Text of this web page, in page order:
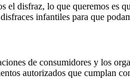
el disfraz, lo que queremos es
infantiles para que
de consumidores y los
autorizados que cumplan